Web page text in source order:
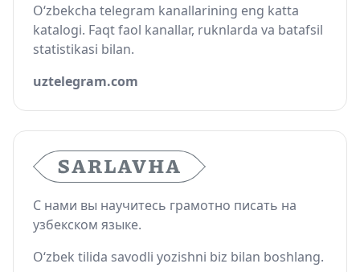
O‘zbekcha telegram kanallarining eng katta
katalogi. Faqt faol kanallar, ruknlarda va batafsil
statistikasi bilan.
uztelegram.com
С нами вы научитесь грамотно писать на
узбекском языке.
O‘zbek tilida savodli yozishni biz bilan boshlang.